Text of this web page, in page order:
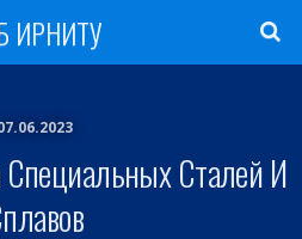
ИРНИТУ
Сталей И